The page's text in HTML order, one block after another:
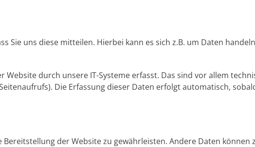
Sie uns diese mitteilen. Hierbei kann es sich z.B. um Daten
durch unsere IT-Systeme erfasst. Das sind vor allem
Die Erfassung dieser Daten erfolgt automatisch,
der Website zu gewährleisten. Andere Daten können